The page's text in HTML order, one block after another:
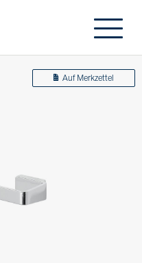
Auf Merkzettel